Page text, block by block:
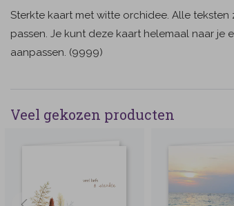
Sterkte kaart met witte orchidee. Alle teksten
passen. Je kunt deze kaart helemaal naar je
aanpassen. (9999)
Veel gekozen producten